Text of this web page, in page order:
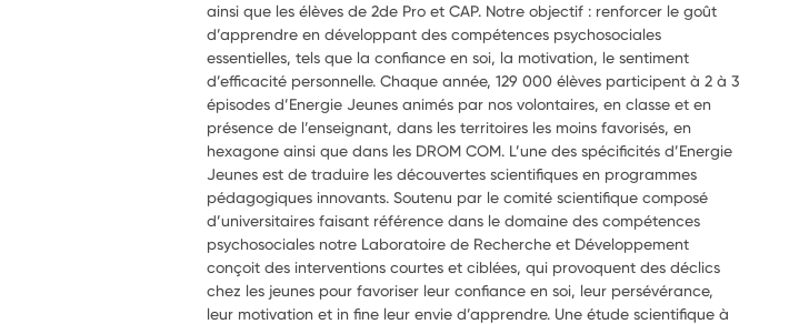
ainsi que les élèves de 2de Pro et CAP. Notre objectif : renforcer le goût
d’apprendre en développant des compétences psychosociales
essentielles, tels que la confiance en soi, la motivation, le sentiment
d’efficacité personnelle. Chaque année, 129 000 élèves participent à 2 à 3
épisodes d’Energie Jeunes animés par nos volontaires, en classe et en
présence de l’enseignant, dans les territoires les moins favorisés, en
hexagone ainsi que dans les DROM COM. L’une des spécificités d’Energie
Jeunes est de traduire les découvertes scientifiques en programmes
pédagogiques innovants. Soutenu par le comité scientifique composé
d’universitaires faisant référence dans le domaine des compétences
psychosociales notre Laboratoire de Recherche et Développement
conçoit des interventions courtes et ciblées, qui provoquent des déclics
chez les jeunes pour favoriser leur confiance en soi, leur persévérance,
leur motivation et in fine leur envie d’apprendre. Une étude scientifique à